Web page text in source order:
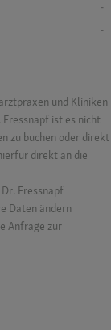
-
-
und Kliniken
ist es nicht
zu buchen oder direkt
direkt an die
Fressnapf
Daten ändern
Anfrage zur